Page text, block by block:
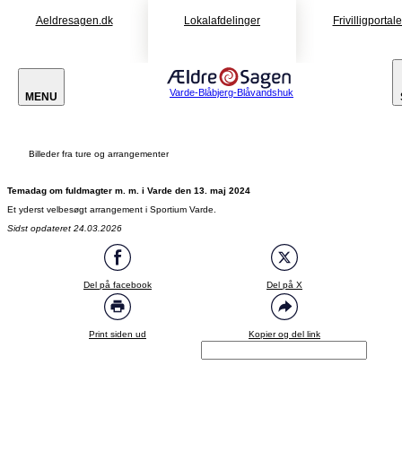
Aeldresagen.dk Lokalafdelinger
MENU Varde-Blåbjerg-Blåvandshuk
Billeder fra ture og arrangementer
Temadag om fuldmagter m. m. i Varde den 13. maj 2024
Et yderst velbesøgt arrangement i Sportium Varde.
Sidst opdateret 24.03.2026
Del på facebook Del på X
Print siden ud Kopier og del link